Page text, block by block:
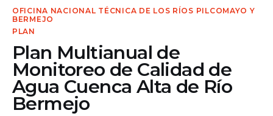
OFICINA NACIONAL TÉCNICA DE LOS RÍOS PILCOMAYO Y
BERMEJO
PLAN
Plan Multianual de
Monitoreo de Calidad de
Agua Cuenca Alta de Río
Bermejo